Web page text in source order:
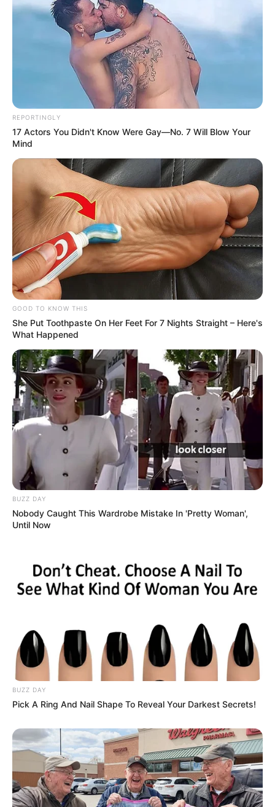
REPORTINGLY
17 Actors You Didn't Know Were Gay—No. 7 Will Blow Your
Mind
GOOD TO KNOW THIS
She Put Toothpaste On Her Feet For 7 Nights Straight – Here's
What Happened
BUZZ DAY
Nobody Caught This Wardrobe Mistake In 'Pretty Woman',
Until Now
BUZZ DAY
Pick A Ring And Nail Shape To Reveal Your Darkest Secrets!